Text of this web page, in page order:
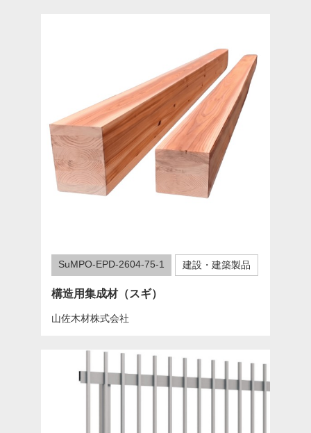
SuMPO-EPD-2604-75-1 建設・建築製品
構造用集成材（スギ）
山佐木材株式会社